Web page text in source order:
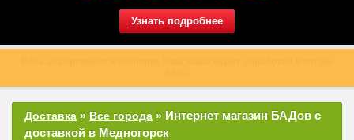
Узнать подробнее
Доставка » Все города » Интернет магазин БАДов с
доставкой в Медногорск